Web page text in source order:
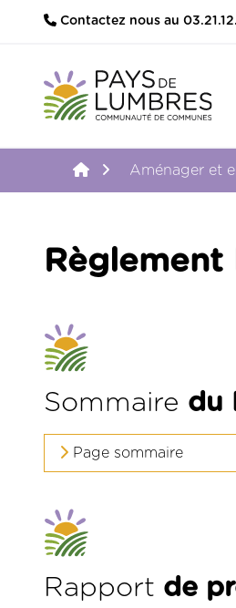
Contactez nous au
Accueil
Aménager et
Sommaire du
Page sommaire
Rapport de